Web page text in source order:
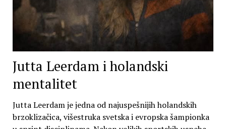
Jutta Leerdam i holandski
mentalitet
Jutta Leerdam je jedna od najuspešnijih holandskih
brzoklizačica, višestruka svetska i evropska šampionka